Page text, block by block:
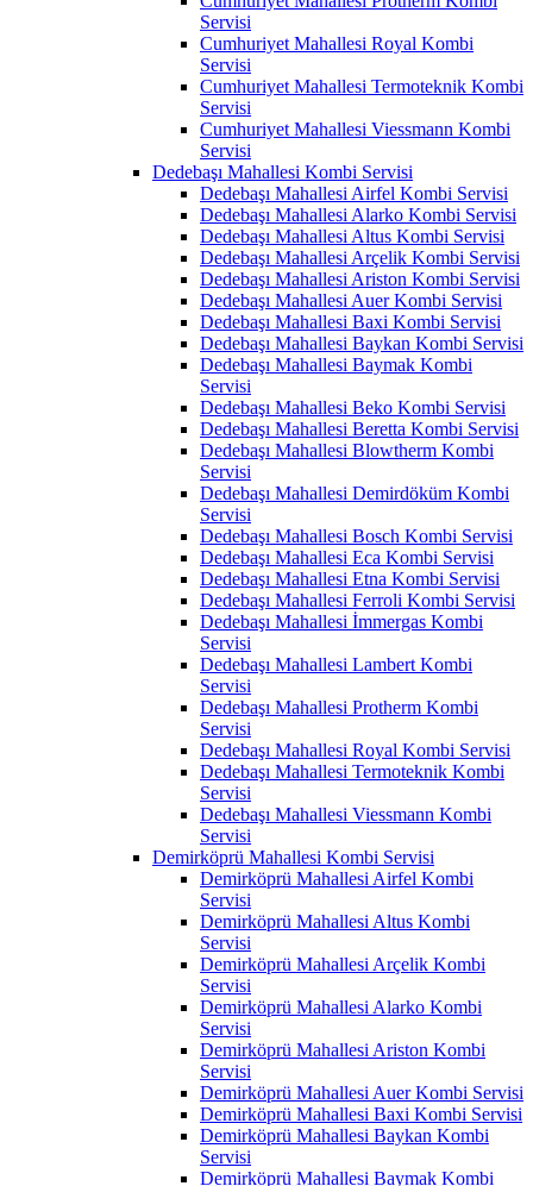
Servisi
Cumhuriyet Mahallesi Royal Kombi
Servisi
Cumhuriyet Mahallesi Termoteknik Kombi
Servisi
Cumhuriyet Mahallesi Viessmann Kombi
Servisi
Dedebaşı Mahallesi Kombi Servisi
Dedebaşı Mahallesi Airfel Kombi Servisi
Dedebaşı Mahallesi Alarko Kombi Servisi
Dedebaşı Mahallesi Altus Kombi Servisi
Dedebaşı Mahallesi Arçelik Kombi Servisi
Dedebaşı Mahallesi Ariston Kombi Servisi
Dedebaşı Mahallesi Auer Kombi Servisi
Dedebaşı Mahallesi Baxi Kombi Servisi
Dedebaşı Mahallesi Baykan Kombi Servisi
Dedebaşı Mahallesi Baymak Kombi
Servisi
Dedebaşı Mahallesi Beko Kombi Servisi
Dedebaşı Mahallesi Beretta Kombi Servisi
Dedebaşı Mahallesi Blowtherm Kombi
Servisi
Dedebaşı Mahallesi Demirdöküm Kombi
Servisi
Dedebaşı Mahallesi Bosch Kombi Servisi
Dedebaşı Mahallesi Eca Kombi Servisi
Dedebaşı Mahallesi Etna Kombi Servisi
Dedebaşı Mahallesi Ferroli Kombi Servisi
Dedebaşı Mahallesi İmmergas Kombi
Servisi
Dedebaşı Mahallesi Lambert Kombi
Servisi
Dedebaşı Mahallesi Protherm Kombi
Servisi
Dedebaşı Mahallesi Royal Kombi Servisi
Dedebaşı Mahallesi Termoteknik Kombi
Servisi
Dedebaşı Mahallesi Viessmann Kombi
Servisi
Demirköprü Mahallesi Kombi Servisi
Demirköprü Mahallesi Airfel Kombi
Servisi
Demirköprü Mahallesi Altus Kombi
Servisi
Demirköprü Mahallesi Arçelik Kombi
Servisi
Demirköprü Mahallesi Alarko Kombi
Servisi
Demirköprü Mahallesi Ariston Kombi
Servisi
Demirköprü Mahallesi Auer Kombi Servisi
Demirköprü Mahallesi Baxi Kombi Servisi
Demirköprü Mahallesi Baykan Kombi
Servisi
Demirköprü Mahallesi Baymak Kombi